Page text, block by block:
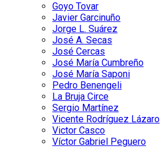
Goyo Tovar
Javier Garcinuño
Jorge L. Suárez
José A. Secas
José Cercas
José María Cumbreño
José María Saponi
Pedro Benengeli
La Bruja Circe
Sergio Martínez
Vicente Rodríguez Lázaro
Victor Casco
Víctor Gabriel Peguero